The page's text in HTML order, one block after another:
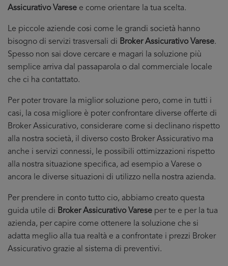
Assicurativo Varese e come orientare la tua scelta.
Le piccole aziende cosi come le grandi società hanno
bisogno di servizi trasversali di Broker Assicurativo Varese.
Spesso non sai dove cercare e magari la soluzione più
semplice arriva dal passaparola o dal commerciale locale
che ci ha contattato.
Per poter trovare la miglior soluzione pero, come in tutti i
casi, la cosa migliore è poter confrontare diverse offerte di
Broker Assicurativo, considerare come si declinano rispetto
alla nostra società, il diverso costo Broker Assicurativo ma
anche i servizi connessi, le possibili ottimizzazioni rispetto
alla nostra situazione specifica, ad esempio a Varese o
ancora le diverse situazioni di utilizzo nella nostra azienda.
Per prendere in conto tutto cio, abbiamo creato questa
guida utile di Broker Assicurativo Varese per te e per la tua
azienda, per capire come ottenere la soluzione che si
adatta meglio alla tua realtà e a confrontate i prezzi Broker
Assicurativo grazie al sistema di preventivi.